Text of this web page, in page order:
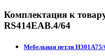
Комплектация к
RS414EAB.4/64
Мебельная петля H301A75/